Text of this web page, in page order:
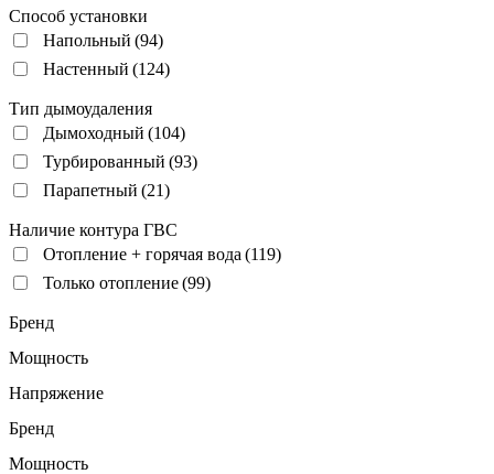
Способ установки
Напольный (94)
Настенный (124)
Тип дымоудаления
Дымоходный (104)
Турбированный (93)
Парапетный (21)
Наличие контура ГВС
Отопление + горячая вода (119)
Только отопление(99)
Бренд
Мощность
Напряжение
Бренд
Мощность